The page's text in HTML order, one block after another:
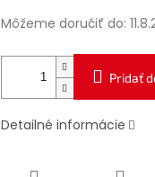
Môžeme doručiť do:
Pridať
Detailné informácie